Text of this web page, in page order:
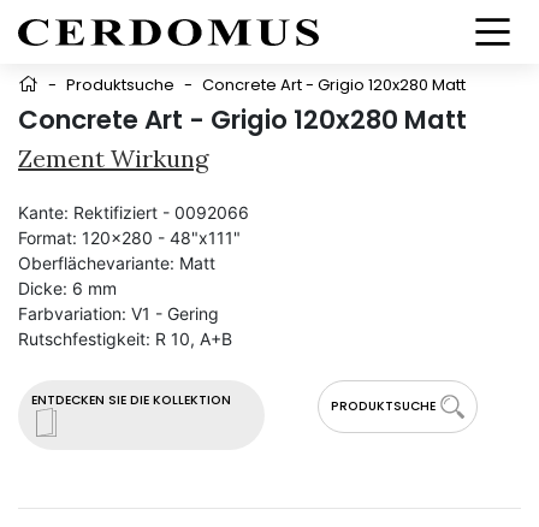
- Produktsuche - Concrete Art - Grigio 120x280 Matt
Concrete Art - Grigio 120x280 Matt
Zement Wirkung
ENTDECKEN SIE DIE KOLLEKTION PRODUKTSUCHE
Kante: Rektifiziert - 0092066
Format: 120x280 - 48"x111"
Oberflächevariante: Matt
Dicke: 6 mm
Farbvariation: V1 - Gering
Rutschfestigkeit: R 10, A+B